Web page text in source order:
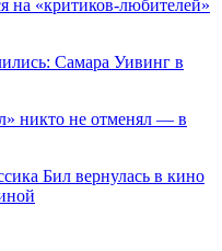
на «критиков-любителей»
Самара Уивинг в
никто не отменял — в
Бил вернулась в кино